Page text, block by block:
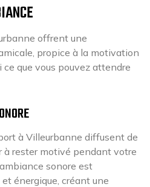
offrent une
propice à la motivation
que vous pouvez attendre
à Villeurbanne diffusent de
à rester motivé pendant votre
sonore est
énergique, créant une